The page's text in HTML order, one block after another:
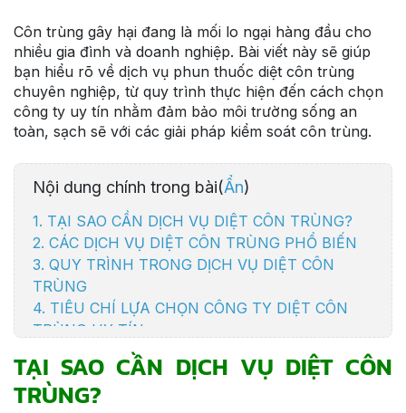
Côn trùng gây hại đang là mối lo ngại hàng đầu cho
nhiều gia đình và doanh nghiệp. Bài viết này sẽ giúp
bạn hiểu rõ về dịch vụ phun thuốc diệt côn trùng
chuyên nghiệp, từ quy trình thực hiện đến cách chọn
công ty uy tín nhằm đảm bảo môi trường sống an
toàn, sạch sẽ với các giải pháp kiểm soát côn trùng.
Nội dung chính trong bài(Ẩn)
1. TẠI SAO CẦN DỊCH VỤ DIỆT CÔN TRÙNG?
2. CÁC DỊCH VỤ DIỆT CÔN TRÙNG PHỔ BIẾN
3. QUY TRÌNH TRONG DỊCH VỤ DIỆT CÔN
TRÙNG
4. TIÊU CHÍ LỰA CHỌN CÔNG TY DIỆT CÔN
TRÙNG UY TÍN
5. Giới Thiệu Dịch Vụ Diệt Côn Trùng Chuyên
Nghiệp Của Sanitec Việt Nam
5.1 Dịch Vụ Diệt Côn Trùng Chuyên Nghiệp Tại
TẠI SAO CẦN DỊCH VỤ DIỆT CÔN
TRÙNG?